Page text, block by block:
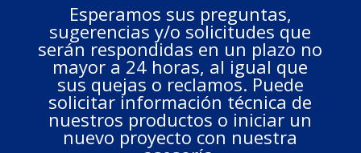
Esperamos sus preguntas,
sugerencias y/o solicitudes que
serán respondidas en un plazo no
mayor a 24 horas, al igual que
sus quejas o reclamos. Puede
solicitar información técnica de
nuestros productos o iniciar un
nuevo proyecto con nuestra